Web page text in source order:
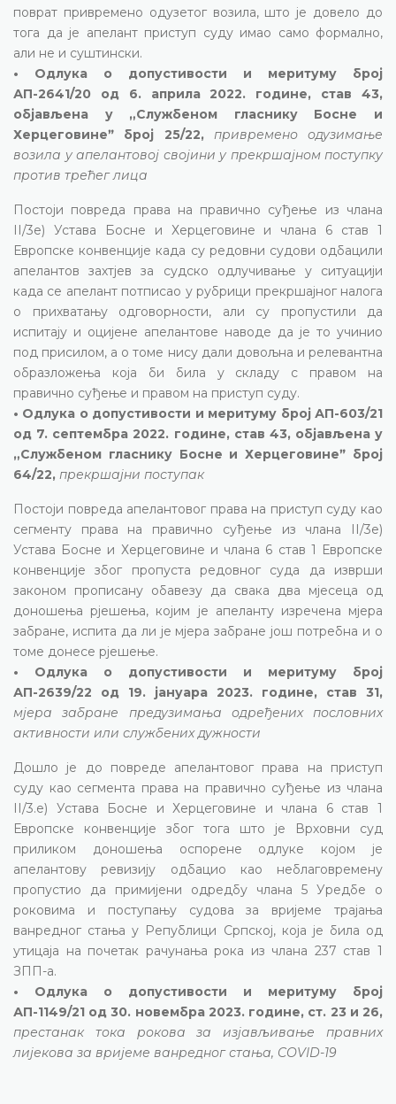
поврат привремено одузетог возила, што је довело до
тога да је апелант приступ суду имао само формално,
али не и суштински.
• Одлука о допустивости и меритуму број
АП-2641/20 од 6. априла 2022. године, став 43,
објављена у „Службеном гласнику Босне и
Херцеговинеˮ број 25/22, привремено одузимање
возила у апелантовој својини у прекршајном поступку
против трећег лица
Постоји повреда права на правично суђење из члана
II/3е) Устава Босне и Херцеговине и члана 6 став 1
Европске конвенције када су редовни судови одбацили
апелантов захтјев за судско одлучивање у ситуацији
када се апелант потписао у рубрици прекршајног налога
о прихватању одговорности, али су пропустили да
испитају и оцијене апелантове наводе да је то учинио
под присилом, а о томе нису дали довољна и релевантна
образложења која би била у складу с правом на
правично суђење и правом на приступ суду.
• Одлука о допустивости и меритуму број АП-603/21
од 7. септембра 2022. године, став 43, објављена у
„Службеном гласнику Босне и Херцеговинеˮ број
64/22, прекршајни поступак
Постоји повреда апелантовог права на приступ суду као
сегменту права на правично суђење из члана II/3е)
Устава Босне и Херцеговине и члана 6 став 1 Европске
конвенције због пропуста редовног суда да изврши
законом прописану обавезу да свака два мјесеца од
доношења рјешења, којим је апеланту изречена мјера
забране, испита да ли је мјера забране још потребна и о
томе донесе рјешење.
• Одлука о допустивости и меритуму број
АП-2639/22 од 19. јануара 2023. године, став 31,
мјера забране предузимања одређених пословних
активности или службених дужности
Дошло је до повреде апелантовог права на приступ
суду као сегмента права на правично суђење из члана
II/3.е) Устава Босне и Херцеговине и члана 6 став 1
Европске конвенције због тога што је Врховни суд
приликом доношења оспорене одлуке којом је
апелантову ревизију одбацио као неблаговремену
пропустио да примијени одредбу члана 5 Уредбе о
роковима и поступању судова за вријеме трајања
ванредног стања у Републици Српској, која је била од
утицаја на почетак рачунања рока из члана 237 став 1
ЗПП-а.
• Одлука о допустивости и меритуму број
АП-1149/21 од 30. новембра 2023. године, ст. 23 и 26,
престанак тока рокова за изјављивање правних
лијекова за вријеме ванредног стања, COVID-19